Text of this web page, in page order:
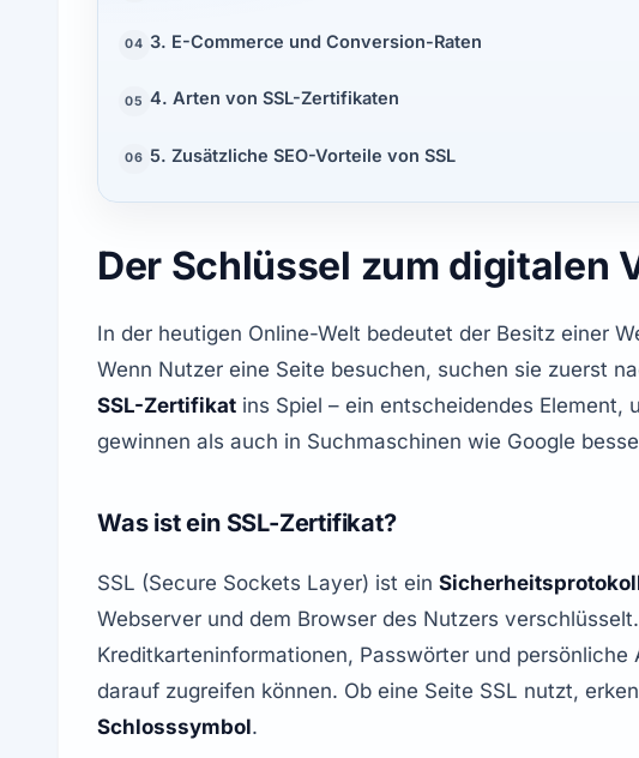
04 3. E-Commerce und Conversion-Raten
05 4. Arten von SSL-Zertifikaten
06 5. Zusätzliche SEO-Vorteile von SSL
Der Schlüssel zum digitalen
In der heutigen Online-Welt bedeutet der Besitz einer
SSL-Zertifikat ins Spiel – ein entscheidendes Element,
gewinnen als auch in Suchmaschinen wie Google
Was ist ein SSL-Zertifikat?
SSL (Secure Sockets Layer) ist ein
Webserver und dem Browser des Nutzers
Kreditkarteninformationen, Passwörter und
darauf zugreifen können. Ob eine Seite SSL nutzt,
Schlosssymbol.